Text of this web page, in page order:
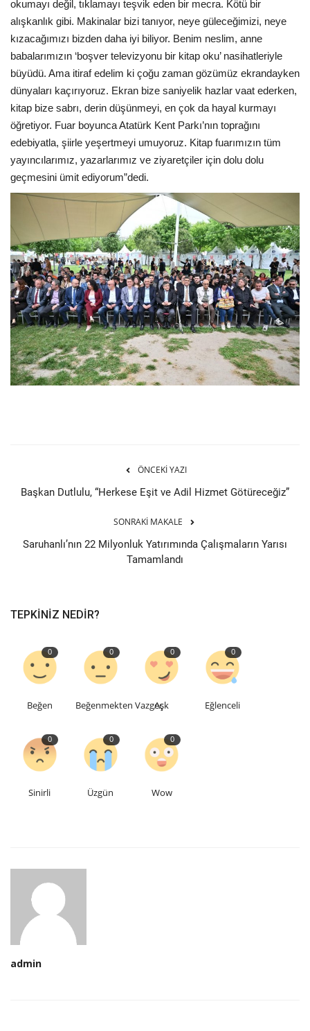
okumayı değil, tıklamayı teşvik eden bir mecra. Kötü bir
alışkanlık gibi. Makinalar bizi tanıyor, neye güleceğimizi, neye
kızacağımızı bizden daha iyi biliyor. Benim neslim, anne
babalarımızın ‘boşver televizyonu bir kitap oku’ nasihatleriyle
büyüdü. Ama itiraf edelim ki çoğu zaman gözümüz ekrandayken
dünyaları kaçırıyoruz. Ekran bize saniyelik hazlar vaat ederken,
kitap bize sabrı, derin düşünmeyi, en çok da hayal kurmayı
öğretiyor. Fuar boyunca Atatürk Kent Parkı’nın toprağını
edebiyatla, şiirle yeşertmeyi umuyoruz. Kitap fuarımızın tüm
yayıncılarımız, yazarlarımız ve ziyaretçiler için dolu dolu
geçmesini ümit ediyorum”dedi.
ÖNCEKI YAZI
Başkan Dutlulu, “Herkese Eşit ve Adil Hizmet Götüreceğiz”
SONRAKI MAKALE
Saruhanlı’nın 22 Milyonluk Yatırımında Çalışmaların Yarısı
Tamamlandı
TEPKINIZ NEDIR?
0
Beğen
0
Beğenmekten Vazgeç
0
Aşk
0
Eğlenceli
0
Sinirli
0
Üzgün
0
Wow
admin